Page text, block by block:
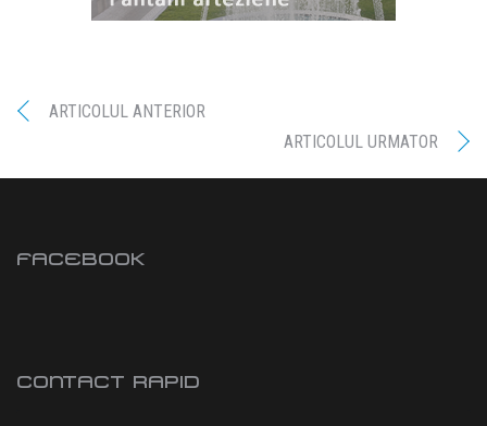
ARTICOLUL ANTERIOR
ARTICOLUL URMATOR
FACEBOOK
CONTACT RAPID